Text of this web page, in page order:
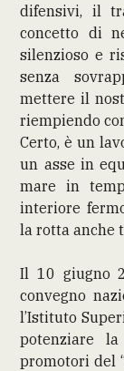
difensivi, il
concetto di
silenzioso e
senza
mettere il
riempiendo
Certo, è un
un asse in
mare in
interiore
la rotta anche
Il 10 giugno
convegno
l’Istituto
potenziare
promotori del